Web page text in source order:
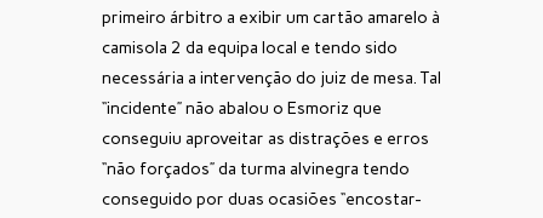
primeiro árbitro a exibir um cartão amarelo à
camisola 2 da equipa local e tendo sido
necessária a intervenção do juiz de mesa. Tal
“incidente” não abalou o Esmoriz que
conseguiu aproveitar as distrações e erros
“não forçados” da turma alvinegra tendo
conseguido por duas ocasiões “encostar-